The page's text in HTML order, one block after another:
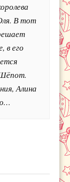
В тот
в его
Шёпот.
Алина